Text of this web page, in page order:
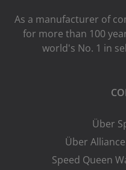
As a manufacturer of
for more than 100
world's No. 1 in
Über
Über
Speed Queen